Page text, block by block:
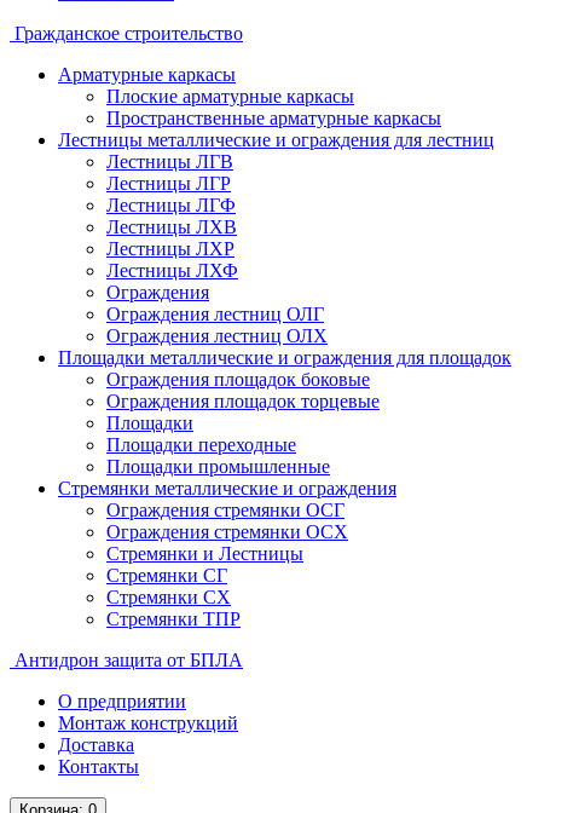
Гражданское строительство
Арматурные каркасы
Плоские арматурные каркасы
Пространственные арматурные каркасы
Лестницы металлические и ограждения для лестниц
Лестницы ЛГВ
Лестницы ЛГР
Лестницы ЛГФ
Лестницы ЛХВ
Лестницы ЛХР
Лестницы ЛХФ
Ограждения
Ограждения лестниц ОЛГ
Ограждения лестниц ОЛХ
Площадки металлические и ограждения для площадок
Ограждения площадок боковые
Ограждения площадок торцевые
Площадки
Площадки переходные
Площадки промышленные
Стремянки металлические и ограждения
Ограждения стремянки ОСГ
Ограждения стремянки ОСХ
Стремянки и Лестницы
Стремянки СГ
Стремянки СХ
Стремянки ТПР
Антидрон защита от БПЛА
О предприятии
Монтаж конструкций
Доставка
Контакты